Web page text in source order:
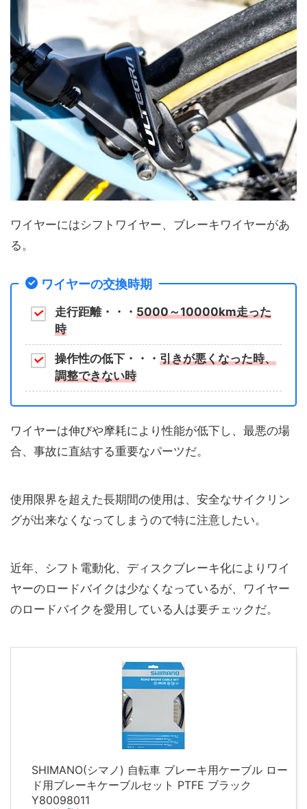
ワイヤーにはシフトワイヤー、ブレーキワイヤーがあ
る。
ワイヤーの交換時期
走行距離・・・ 5000～10000km走った
時
操作性の低下・・・ 引きが悪くなった時、
調整できない時
ワイヤーは伸びや摩耗により性能が低下し、最悪の場
合、事故に直結する重要なパーツだ。
使用限界を超えた長期間の使用は、安全なサイクリン
グが出来なくなってしまうので特に注意したい。
近年、シフト電動化、ディスクブレーキ化によりワイ
ヤーのロードバイクは少なくなっているが、ワイヤー
のロードバイクを愛用している人は要チェックだ。
SHIMANO(シマノ) 自転車 ブレーキ用ケーブル ロー
ド用ブレーキケーブルセット PTFE ブラック
Y80098011